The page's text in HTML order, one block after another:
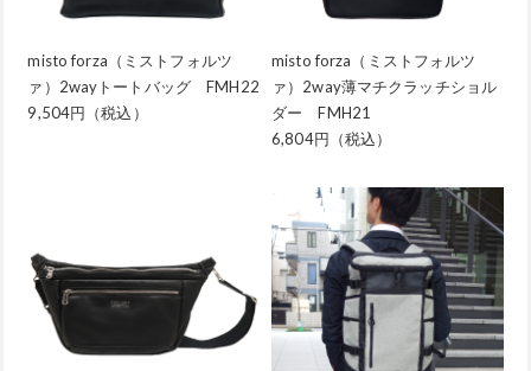
misto forza（ミストフォルツ
ァ）2wayトートバッグ FMH22
9,504円（税込）
misto forza（ミストフォルツ
ァ）2way薄マチクラッチショル
ダー FMH21
6,804円（税込）